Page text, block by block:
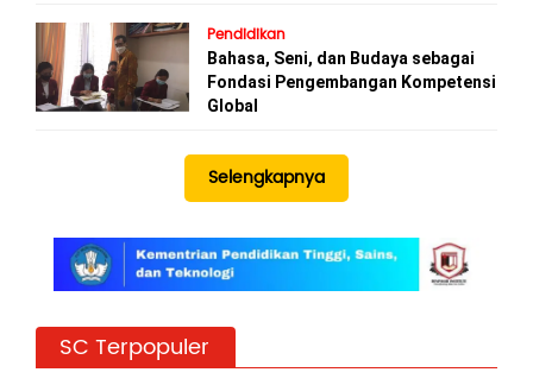
Pendidikan
Bahasa, Seni, dan Budaya sebagai
Fondasi Pengembangan Kompetensi
Global
Selengkapnya
SC Terpopuler